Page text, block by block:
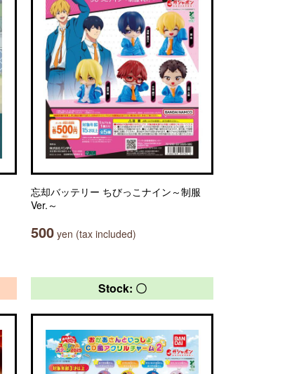
忘却バッテリー ちびっこナイン～制服
Ver.～
500 yen (tax included)
Stock: 〇